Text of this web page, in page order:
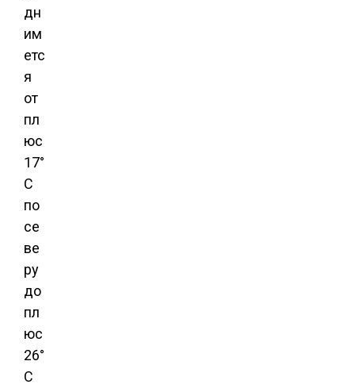
дн
им
етс
я
от
пл
юс
17°
C
по
се
ве
ру
до
пл
юс
26°
C